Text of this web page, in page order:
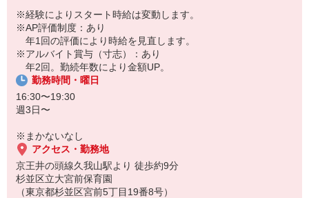
※経験によりスタート時給は変動します。
※AP評価制度：あり
年1回の評価により時給を見直します。
※アルバイト賞与（寸志）：あり
年2回。勤続年数により金額UP。
勤務時間・曜日
16:30〜19:30
週3日〜
※まかないなし
アクセス・勤務地
京王井の頭線久我山駅より 徒歩約9分
杉並区立大宮前保育園
（東京都杉並区宮前5丁目19番8号）